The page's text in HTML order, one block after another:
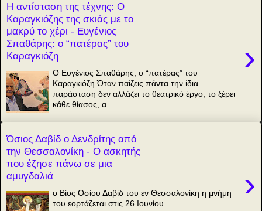
Η αντίσταση της τέχνης: Ο
Καραγκιόζης της σκιάς με το
μακρύ το χέρι - Ευγένιος
Σπαθάρης: ο “πατέρας” του
Καραγκιόζη
›
Ο Ευγένιος Σπαθάρης, ο “πατέρας” του
Καραγκιόζη Όταν παίζεις πάντα την ίδια
παράσταση δεν αλλάζει το θεατρικό έργο, το ξέρει
κάθε θίασος, α...
Όσιος Δαβίδ ο Δενδρίτης από
την Θεσσαλονίκη - Ο ασκητής
που έζησε πάνω σε μια
αμυγδαλιά
›
ο Βίος Οσίου Δαβίδ του εν Θεσσαλονίκη η μνήμη
του εορτάζεται στις 26 Ιουνίου